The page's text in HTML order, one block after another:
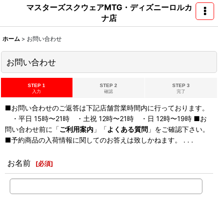
マスターズスクウェアMTG・ディズニーロルカ
ナ店
ホーム > お問い合わせ
お問い合わせ
STEP 1
入力
STEP 2
確認
STEP 3
完了
■お問い合わせのご返答は下記店舗営業時間内に行っております。
・平日 15時〜21時 ・土祝 12時〜21時 ・日 12時〜19時 ■お
問い合わせ前に「ご利用案内 」「よくある質問 」をご確認下さい。
■予約商品の入荷情報に関してのお答えは致しかねます。 . . .
お名前 [必須]